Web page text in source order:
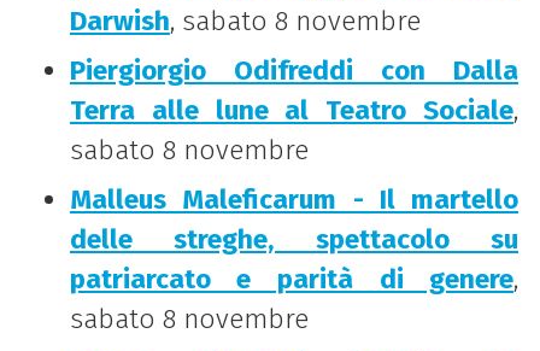
Darwish, sabato 8 novembre
Piergiorgio Odifreddi con Dalla
Terra alle lune al Teatro Sociale,
sabato 8 novembre
Malleus Maleficarum - Il martello
delle streghe, spettacolo su
patriarcato e parità di genere,
sabato 8 novembre